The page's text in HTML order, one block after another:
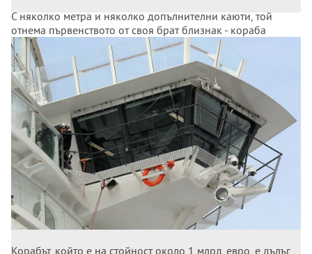
С няколко метра и няколко допълнителни каюти, той
отнема първенството от своя брат близнак - кораба
"Хармония на моретата" - който френският
корабостроител предаде през май 2016 г. на същия
корабособственик Роял карибиън крузис.
Корабът, който е на стойност около 1 млрд. евро, е дълъг